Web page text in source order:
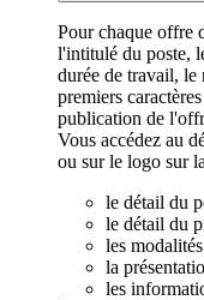
Pour chaque offre
l'intitulé du poste,
durée de travail, le
premiers
publication de
Vous accédez au
ou sur le logo sur
le détail du
le détail du
les
la
les